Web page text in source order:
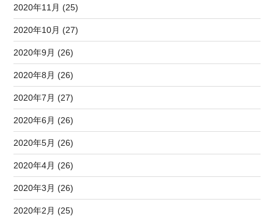
2020年11月 (25)
2020年10月 (27)
2020年9月 (26)
2020年8月 (26)
2020年7月 (27)
2020年6月 (26)
2020年5月 (26)
2020年4月 (26)
2020年3月 (26)
2020年2月 (25)